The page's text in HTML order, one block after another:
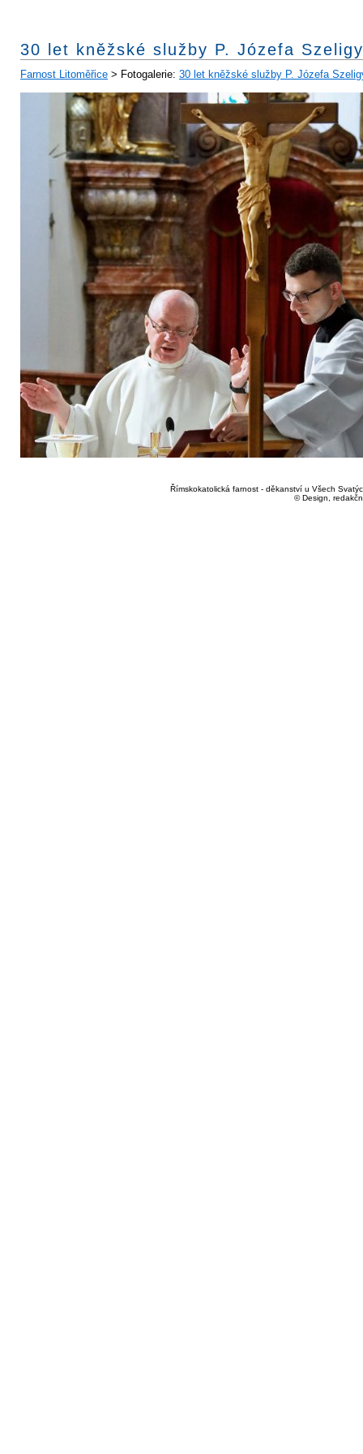
30 let kněžské služby P. Józefa Szeligy
Farnost Litoměřice > Fotogalerie: 30 let kněžské služby P. Józefa
Římskokatolická farnost - děkanství u Všech
© Design,